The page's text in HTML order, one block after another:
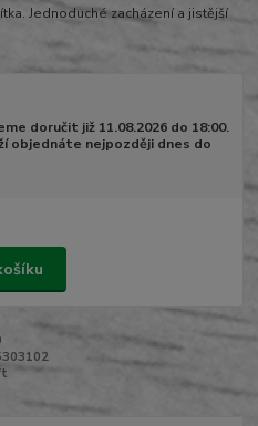
Jednoduché zacházení a jistější
doručit již 11.08.2026 do 18:00.
objednáte nejpozději dnes do